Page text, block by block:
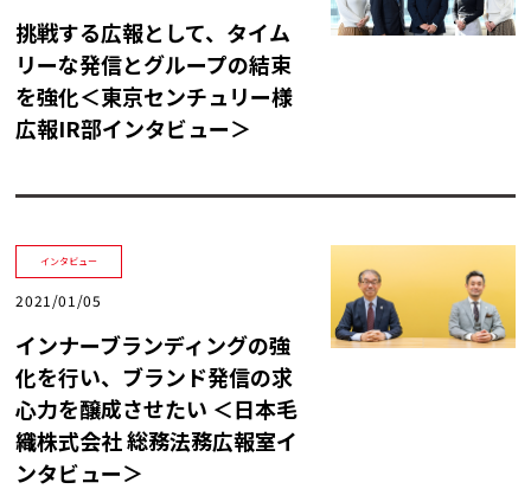
資料コーナー
動画コーナー
トレンド用語集
社長ブログ
挑戦する広報として、タイム
リーな発信とグループの結束
を強化＜東京センチュリー様
広報IR部インタビュー＞
インタビュー
2021/01/05
インナーブランディングの強
化を行い、ブランド発信の求
心力を醸成させたい ＜日本毛
織株式会社 総務法務広報室イ
ンタビュー＞